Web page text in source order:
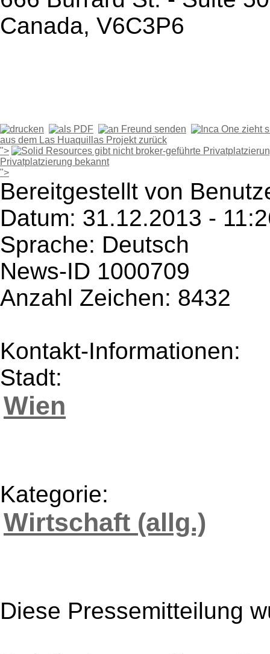
Canada, V6C3P6
aus dem Las Huaquillas Projekt zurück
">
Privatplatzierung bekannt
">
Bereitgestellt von
Datum: 31.12.2013 -
Sprache: Deutsch
News-ID 1000709
Anzahl Zeichen: 8432
Kontakt-Informationen:
Stadt:
Wien
Kategorie:
Wirtschaft (allg.)
Diese Pressemitteilung